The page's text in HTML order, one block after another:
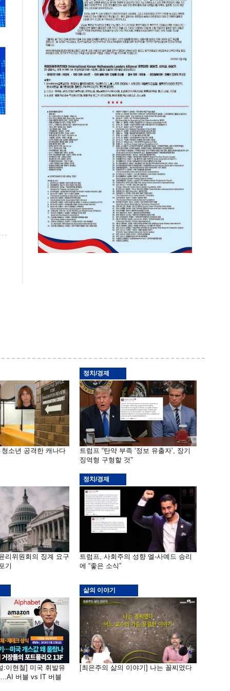
청소년 공격한 캐나다
정치/경제
트럼프 “탄약 부족 ‘정보 유출자’, 장기
징역형 구형할 것”
리위원회의 징계 요구
기
정치/경제
트럼프, 사회주의 성향 엘-사예드 승리
에 “좋은 소식”
:이현철] 미국 휘발유
버블 vs IT 버블
삶의 이야기
[최은주의 삶의 이야기] 나는 꼴찌였다